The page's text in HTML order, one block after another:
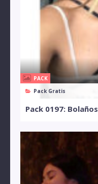
PACK
Pack Gratis
Pack 0197: Bolaños